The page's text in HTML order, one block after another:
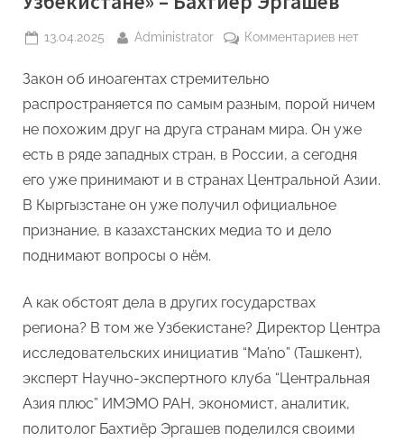
Posted
13.04.2025 By
Administrator Комментариевк
об
нужен
в
–
нет
Закон об иноагентах стремительно
распространяется по самым разным, порой ничем
не похожим друг на друга странам мира. Он уже
есть в ряде западных стран, в России, а сегодня
его уже принимают и в странах Центральной Азии.
В Кыргызстане он уже получил официальное
признание, в казахстанских медиа то и дело
поднимают вопросы о нём.
А как обстоят дела в других государствах
региона? В том же Узбекистане? Директор Центра
исследовательских инициатив “Ma’no” (Ташкент),
эксперт Научно-экспертного клуба “Центральная
Азия плюс” ИМЭМО РАН, экономист, аналитик,
политолог Бахтиёр Эргашев поделился своими